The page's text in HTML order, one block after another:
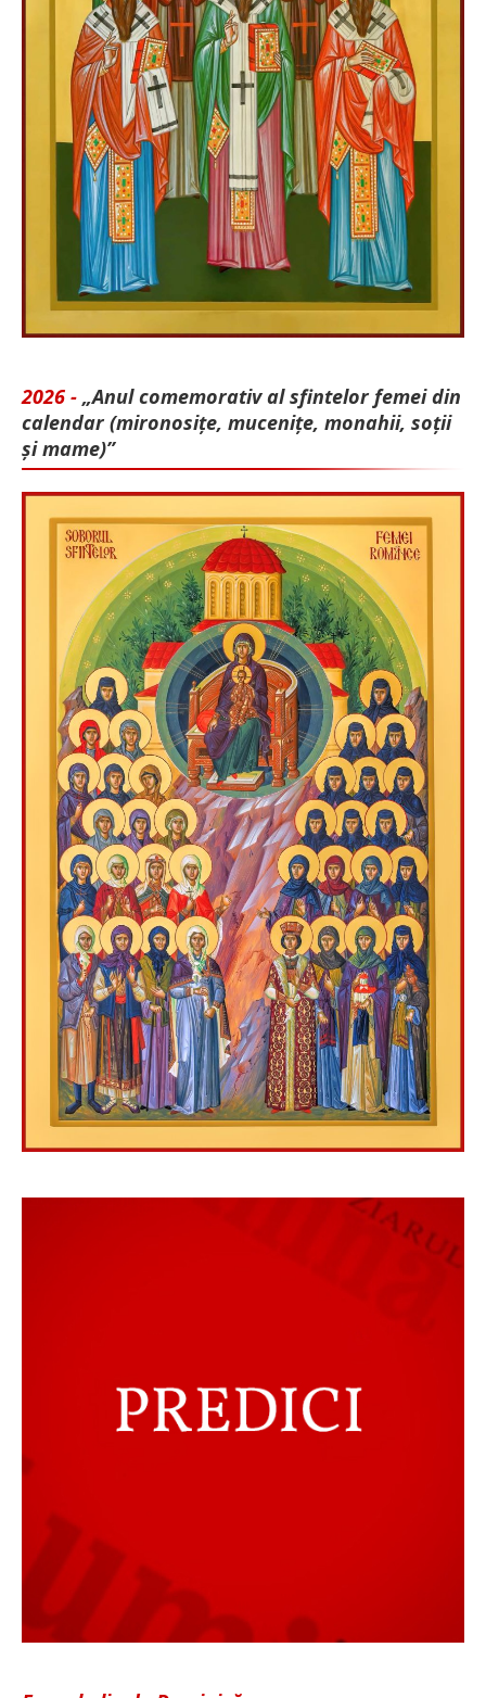
2026 - „Anul comemorativ al sfintelor femei din
calendar (mironosițe, mu­cenițe, monahii, soții
și mame)”